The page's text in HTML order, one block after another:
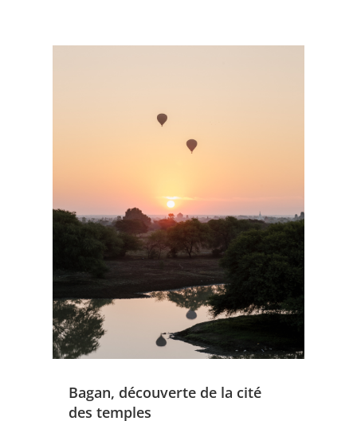
Bagan, découverte de la cité
des temples